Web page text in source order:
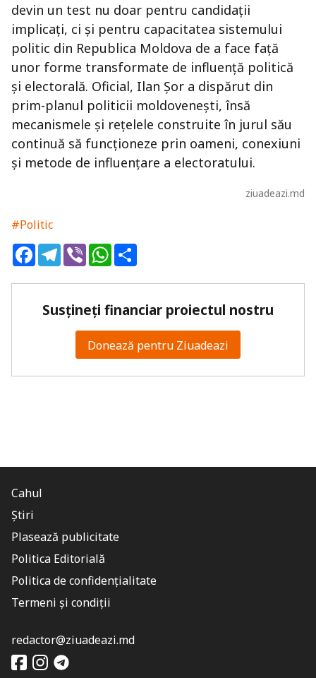
devin un test nu doar pentru candidații
implicați, ci și pentru capacitatea sistemului
politic din Republica Moldova de a face față
unor forme transformate de influență politică
și electorală. Oficial, Ilan Șor a dispărut din
prim-planul politicii moldovenești, însă
mecanismele și rețelele construite în jurul său
continuă să funcționeze prin oameni, conexiuni
și metode de influențare a electoratului.
ziuadeazi.md
#Politic
FacebookTelegram
ViberWhatsApp
Susțineți financiar proiectul nostru
Donează pentru Ziuadeazi
Cahul
Știri
Plasează publicitate
Politica Editorială
Politica de confidențialitate
Termeni și condiții
redactor@ziuadeazi.md